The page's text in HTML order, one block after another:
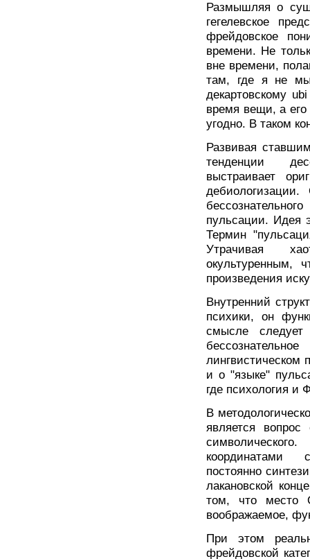
Размышляя о
гегелевское
фрейдовское
времени. Не
вне времени,
там, где я не
декартовскому
время вещи, а
угодно. В таком
Развивая
тенденции
выстраивает
пульсации. Идея
Термин
Утрачивая
окультуренным,
произведения
Внутренний
психики, он
смысле
лингвистическом
и о "языке"
где психология и
В
является
координатами
постоянно
лакановской
том, что место
воображаемое,
При этом
фрейдовской